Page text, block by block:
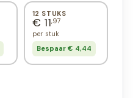
12 STUKS
€ 11,97
per stuk
Bespaar € 4,44